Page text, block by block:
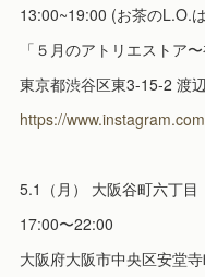
13:00~19:00 (お茶のL.O.は
「５月のアトリエストア
東京都渋谷区東3-15-2 渡
https://
5.1（月） 大阪谷町六丁
17:00〜22:00
大阪府大阪市中央区安堂